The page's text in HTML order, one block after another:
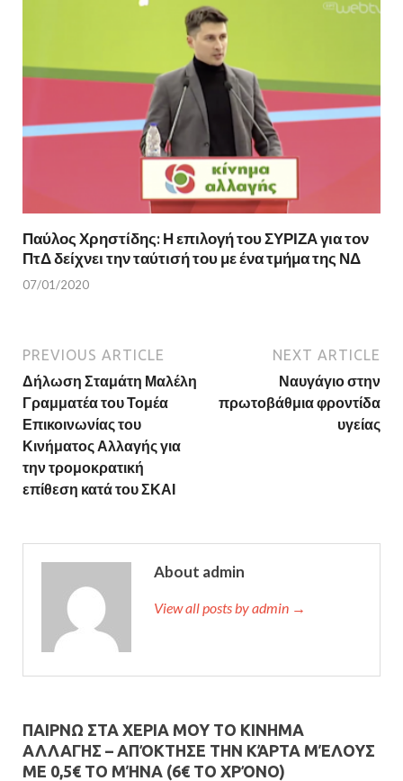
Παύλος Χρηστίδης: Η επιλογή του ΣΥΡΙΖΑ για τον
ΠτΔ δείχνει την ταύτισή του με ένα τμήμα της ΝΔ
07/01/2020
PREVIOUS ARTICLE
Δήλωση Σταμάτη Μαλέλη
Γραμματέα του Τομέα
Επικοινωνίας του
Κινήματος Αλλαγής για
την τρομοκρατική
επίθεση κατά του ΣΚΑΙ
NEXT ARTICLE
Ναυγάγιο στην
πρωτοβάθμια φροντίδα
υγείας
About admin
View all posts by admin →
ΠΑΙΡΝΩ ΣΤΑ ΧΕΡΙΑ ΜΟΥ ΤΟ ΚΙΝΗΜΑ
ΑΛΛΑΓΗΣ – AΠΌΚΤΗΣΕ ΤΗΝ ΚΆΡΤΑ ΜΈΛΟΥΣ
ΜΕ 0,5€ ΤΟ ΜΉΝΑ (6€ ΤΟ ΧΡΌΝΟ)